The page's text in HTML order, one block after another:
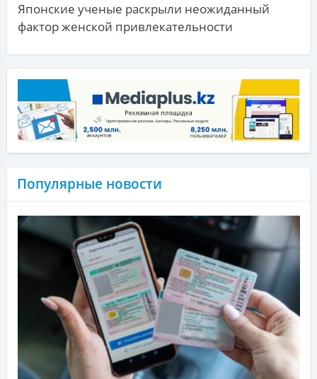
Японские ученые раскрыли неожиданный
фактор женской привлекательности
Популярные новости